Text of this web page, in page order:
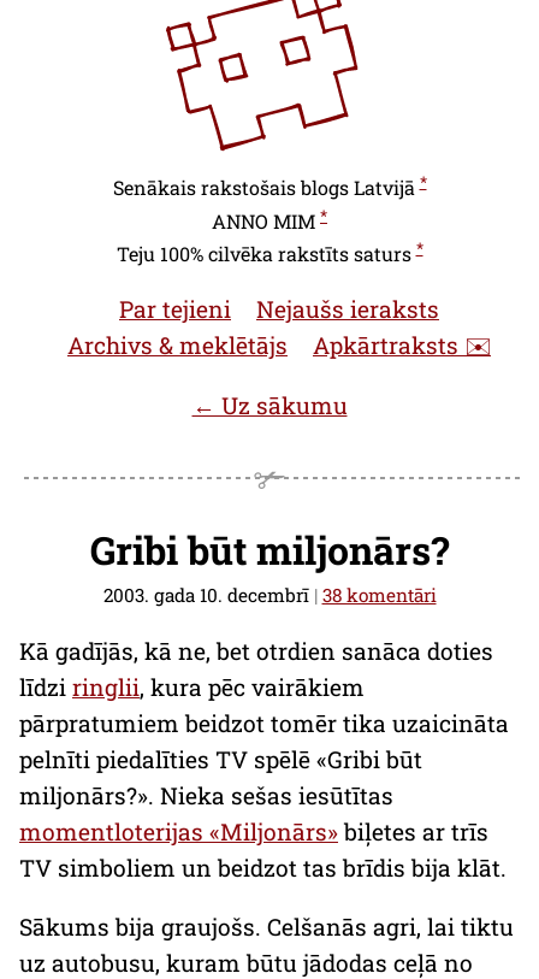
Senākais rakstošais blogs Latvijā*
ANNO MIM *
Teju 100% cilvēka rakstīts saturs*
Par tejieni
Nejaušs ieraksts
Archivs & meklētājs
Apkārtraksts ✉️
← Uz sākumu
Gribi būt miljonārs?
2003. gada 10. decembrī | 38 komentāri
Kā gadījās, kā ne, bet otrdien sanāca doties
līdzi ringlii, kura pēc vairākiem
pārpratumiem beidzot tomēr tika uzaicināta
pelnīti piedalīties TV spēlē «Gribi būt
miljonārs?». Nieka sešas iesūtītas
momentloterijas «Miljonārs»biļetes ar trīs
TV simboliem un beidzot tas brīdis bija klāt.
Sākums bija graujošs. Celšanās agri, lai tiktu
uz autobusu, kuram būtu jādodas ceļā no